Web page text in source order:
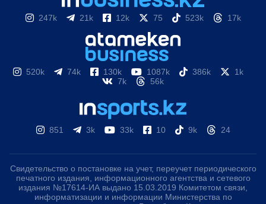
247k 21k 12k 75 523k 17k
520k 74k 130k 1087k 386k
1k
7k
56k
851 3k 33k 10 9k 24
Свидетельство о постановке на учет, переучет периодического
печатного издания, информационного агентства и сетевого
издания №17614-ИА выдано 15.03.2019 Комитетом связи,
информатизации и информации Министерства по